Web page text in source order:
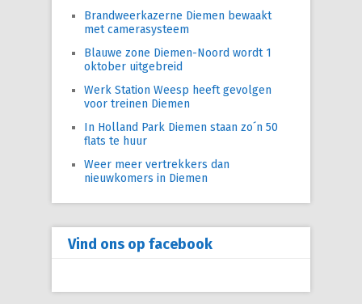
Brandweerkazerne Diemen bewaakt
met camerasysteem
Blauwe zone Diemen-Noord wordt 1
oktober uitgebreid
Werk Station Weesp heeft gevolgen
voor treinen Diemen
In Holland Park Diemen staan zo´n 50
flats te huur
Weer meer vertrekkers dan
nieuwkomers in Diemen
Vind ons op facebook